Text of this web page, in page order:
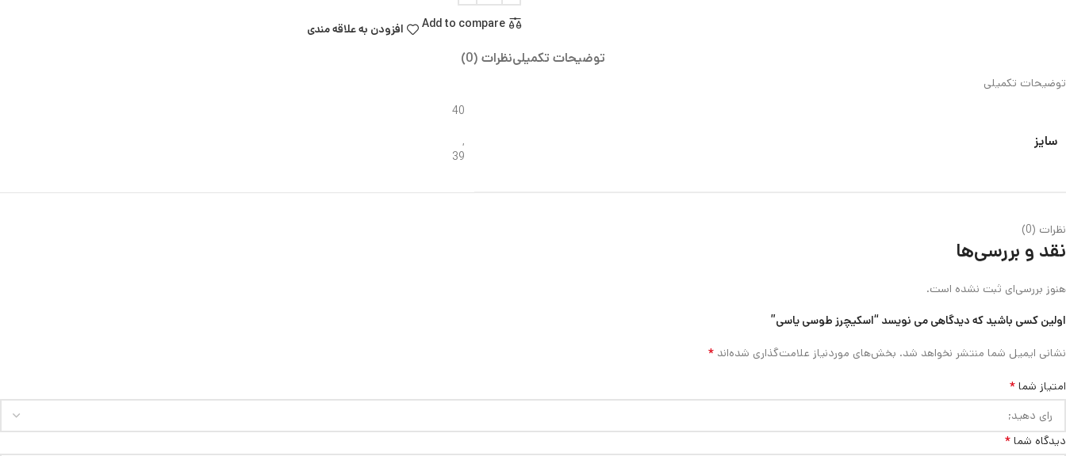
Add to compare افزودن به علاقه مندی
توضیحات تکمیلینظرات (0)
توضیحات تکمیلی
سایز
40
,
39
نظرات (0)
نقد و بررسی‌ها
هنوز بررسی‌ای ثبت نشده است.
اولین کسی باشید که دیدگاهی می نویسد “اسکیچرز طوسی یاسی”
نشانی ایمیل شما منتشر نخواهد شد. بخش‌های موردنیاز علامت‌گذاری شده‌اند *
امتیاز شما *
دیدگاه شما *